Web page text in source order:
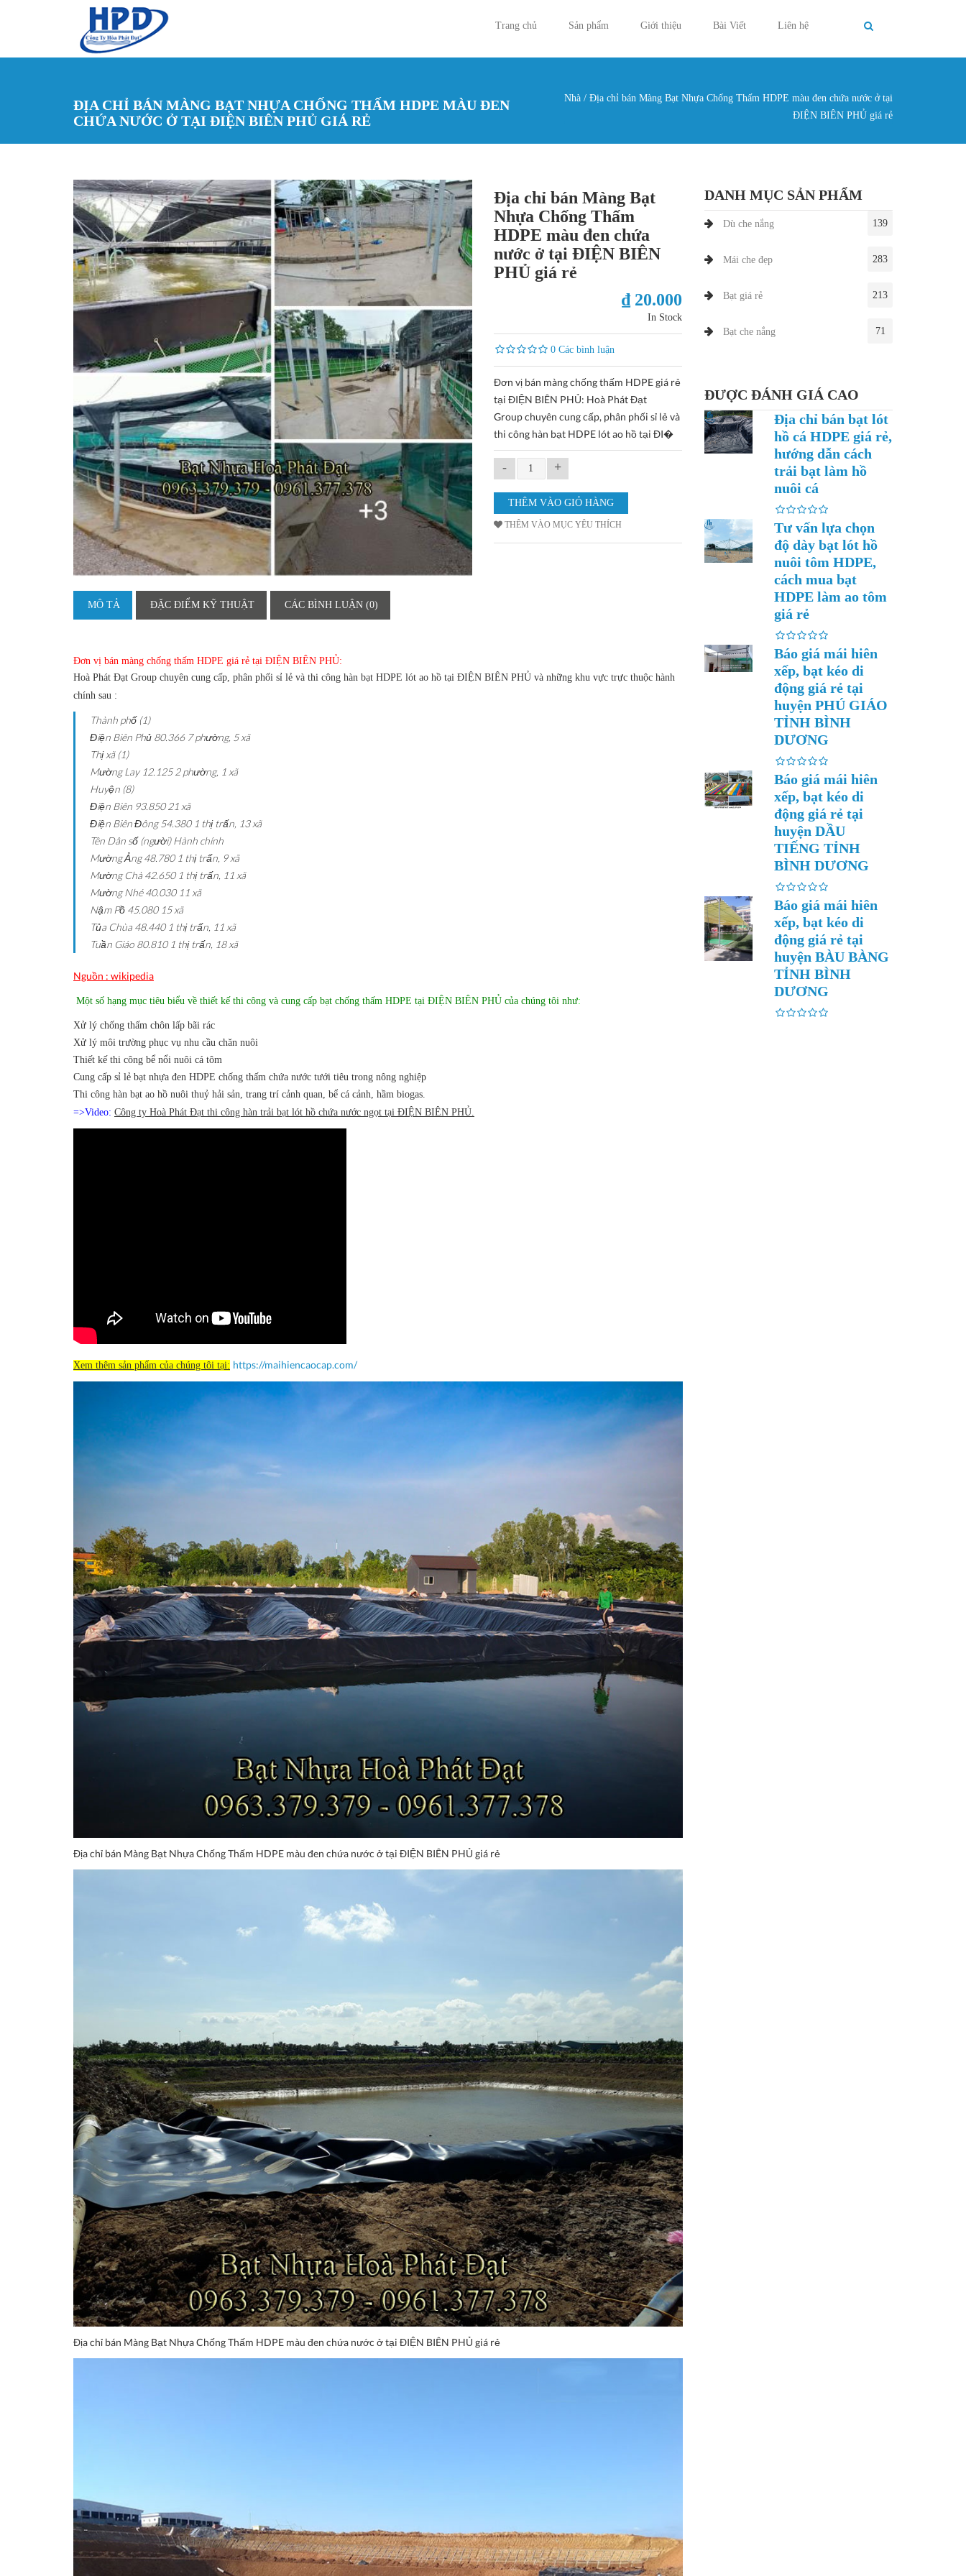
Trang chủ
Sản phẩm Giới thiệu Bài Viết Liên hệ
ĐỊA CHỈ BÁN MÀNG BẠT NHỰA CHỐNG THẤM HDPE MÀU ĐEN
CHỨA NƯỚC Ở TẠI ĐIỆN BIÊN PHỦ GIÁ RẺ
Nhà / Địa chỉ bán Màng Bạt Nhựa Chống Thấm HDPE màu đen chứa nước ở tại
ĐIỆN BIÊN PHỦ giá rẻ
Địa chỉ bán Màng Bạt
Nhựa Chống Thấm
HDPE màu đen chứa
nước ở tại ĐIỆN BIÊN
PHỦ giá rẻ
₫ 20.000
In Stock
0 Các bình luận
Đơn vị bán màng chống thấm HDPE giá rẻ
tại ĐIỆN BIÊN PHỦ: Hoà Phát Đạt
Group chuyên cung cấp, phân phối sỉ lẻ và
thi công hàn bạt HDPE lót ao hồ tại ĐI�
- +
THÊM VÀO MỤC YÊU THÍCH
MÔ TẢ ĐẶC ĐIỂM KỸ THUẬT CÁC BÌNH LUẬN (0)
Đơn vị bán màng chống thấm HDPE giá rẻ tại ĐIỆN BIÊN PHỦ:
Hoà Phát Đạt Group chuyên cung cấp, phân phối sỉ lẻ và thi công hàn bạt HDPE lót ao hồ tại ĐIỆN BIÊN PHỦ và những khu vực trực thuộc hành
chính sau :
Thành phố (1)
Điện Biên Phủ 80.366 7 phường, 5 xã
Thị xã (1)
Mường Lay 12.125 2 phường, 1 xã
Huyện (8)
Điện Biên 93.850 21 xã
Điện Biên Đông 54.380 1 thị trấn, 13 xã
Tên Dân số (người) Hành chính
Mường Ảng 48.780 1 thị trấn, 9 xã
Mường Chà 42.650 1 thị trấn, 11 xã
Mường Nhé 40.030 11 xã
Nậm Pồ 45.080 15 xã
Tủa Chùa 48.440 1 thị trấn, 11 xã
Tuần Giáo 80.810 1 thị trấn, 18 xã
Nguồn : wikipedia
Một số hạng mục tiêu biểu về thiết kế thi công và cung cấp bạt chống thấm HDPE tại ĐIỆN BIÊN PHỦ của chúng tôi như:
Xử lý chống thấm chôn lấp bãi rác
Xử lý môi trường phục vụ nhu cầu chăn nuôi
Thiết kế thi công bể nổi nuôi cá tôm
Cung cấp sỉ lẻ bạt nhựa đen HDPE chống thấm chứa nước tưới tiêu trong nông nghiệp
Thi công hàn bạt ao hồ nuôi thuỷ hải sản, trang trí cảnh quan, bể cá cảnh, hầm biogas.
=>Video: Công ty Hoà Phát Đạt thi công hàn trải bạt lót hồ chứa nước ngọt tại ĐIỆN BIÊN PHỦ.
Xem thêm sản phẩm của chúng tôi tại: https://maihiencaocap.com/
Địa chỉ bán Màng Bạt Nhựa Chống Thấm HDPE màu đen chứa nước ở tại ĐIỆN BIÊN PHỦ giá rẻ
Địa chỉ bán Màng Bạt Nhựa Chống Thấm HDPE màu đen chứa nước ở tại ĐIỆN BIÊN PHỦ giá rẻ
DANH MỤC SẢN PHẨM
Dù che nắng 139
Mái che đẹp 283
Bạt giá rẻ 213
Bạt che nắng 71
ĐƯỢC ĐÁNH GIÁ CAO
Địa chỉ bán bạt lót
hồ cá HDPE giá rẻ,
hướng dẫn cách
trải bạt làm hồ
nuôi cá
Tư vấn lựa chọn
độ dày bạt lót hồ
nuôi tôm HDPE,
cách mua bạt
HDPE làm ao tôm
giá rẻ
Báo giá mái hiên
xếp, bạt kéo di
động giá rẻ tại
huyện PHÚ GIÁO
TỈNH BÌNH
DƯƠNG
Báo giá mái hiên
xếp, bạt kéo di
động giá rẻ tại
huyện DẦU
TIẾNG TỈNH
BÌNH DƯƠNG
Báo giá mái hiên
xếp, bạt kéo di
động giá rẻ tại
huyện BÀU BÀNG
TỈNH BÌNH
DƯƠNG